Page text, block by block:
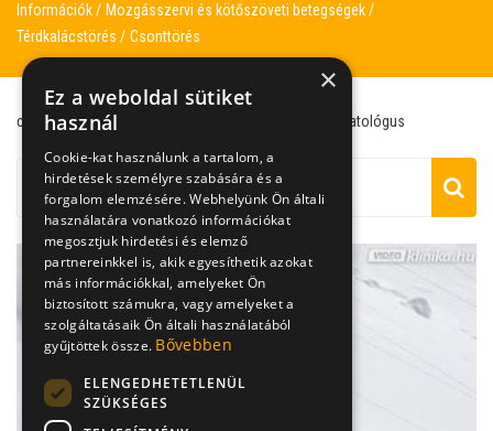
Információk
Mozgásszervi és kötőszöveti betegségek
Térdkalácstörés
Csonttörés
csonttörés sportsebész traumatológus
×
Ez a weboldal sütiket
használ
Cookie-kat használunk a tartalom, a
hirdetések személyre szabására és a
forgalom elemzésére. Webhelyünk Ön általi
használatára vonatkozó információkat
megosztjuk hirdetési és elemző
partnereinkkel is, akik egyesíthetik azokat
más információkkal, amelyeket Ön
biztosított számukra, vagy amelyeket a
szolgáltatásaik Ön általi használatából
gyűjtöttek össze. Bővebben
ELENGEDHETETLENÜL
SZÜKSÉGES